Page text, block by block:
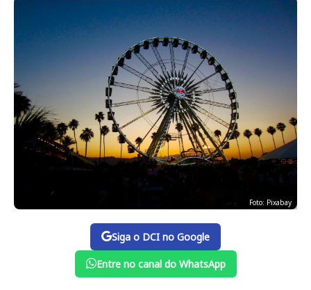
Foto: Pixabay
Siga o DCI no Google
Entre no canal do WhatsApp